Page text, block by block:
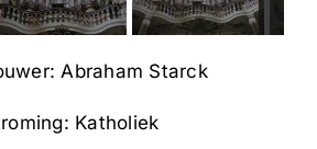
Abraham Starck
Katholiek